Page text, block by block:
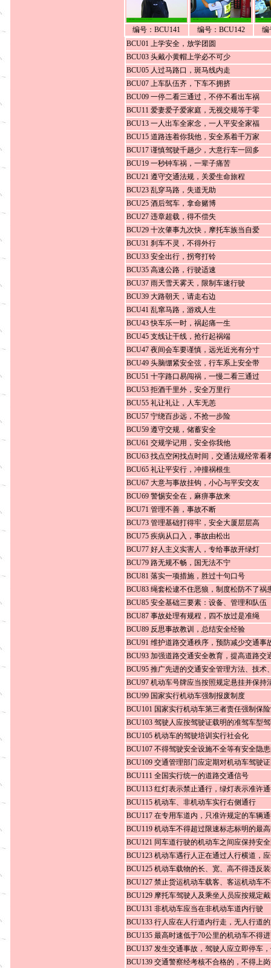
编号：BCU141 编号：BCU142
编
BCU01 上学安全，放学团圆
BCU03 头戴小黄帽上学必不可少
BCU05 人过马路口，斑马线内走
BCU07 上车队伍齐，下车不拥挤
BCU09 一停二看三通过，不停不看出车祸
BCU11 爱妻爱子爱家庭，无视交规等于零
BCU13 一人出车全家念，一人平安全家福
BCU15 道路连着你我他，安全系着千万家
BCU17 谨慎驾驶千趟少，大意行车一回多
BCU19 一秒钟车祸，一辈子痛苦
BCU21 遵守交通法规，关爱生命旅程
BCU23 乱穿马路，失道无助
BCU25 酒后驾车，拿命赌博
BCU27 违章超载，得不偿失
BCU29 十次肇事九次快，摩托车族当自爱
BCU31 刹车不灵，不得外行
BCU33 安全出行，拐弯打铃
BCU35 高速公路，行驶适速
BCU37 雨天雪天雾天，限制车速行驶
BCU39 大路朝天，请走右边
BCU41 乱窜马路，游戏人生
BCU43 快车乐一时，祸起痛一生
BCU45 支线让干线，抢行起祸端
BCU47 夜间会车要谨慎，远光近光有分寸
BCU49 头脑绷紧安全弦，行车系上安全带
BCU51 十字路口易闯祸，一慢二看三通过
BCU53 拒酒千里外，安全万里行
BCU55 礼让礼让，人车无恙
BCU57 宁绕百步远，不抢一步险
BCU59 遵守交规，储蓄安全
BCU61 交规学记用，安全你我他
BCU63 找点空闲找点时间，交通法规经常看
BCU65 礼让平安行，冲撞祸根生
BCU67 大意与事故挂钩，小心与平安交友
BCU69 警惕安全在，麻痹事故来
BCU71 管理不善，事故不断
BCU73 管理基础打得牢，安全大厦层层高
BCU75 疾病从口入，事故由松出
BCU77 好人主义实害人，专给事故开绿灯
BCU79 路无规不畅，国无法不宁
BCU81 落实一项措施，胜过十句口号
BCU83 绳套松逮不住恶狼，制度松防不了祸
BCU85 安全基础三要素：设备、管理和队伍
BCU87 事故处理有规程，四不放过是准绳
BCU89 反思事故教训，总结安全经验
BCU91 维护道路交通秩序，预防减少交通事
BCU93 加强道路交通安全教育，提高道路交
BCU95 推广先进的交通安全管理方法、技术
BCU97 机动车号牌应当按照规定悬挂并保持
BCU99 国家实行机动车强制报废制度
BCU101 国家实行机动车第三者责任强制保
BCU103 驾驶人应按驾驶证载明的准驾车型
BCU105 机动车的驾驶培训实行社会化
BCU107 不得驾驶安全设施不全等有安全隐
BCU109 交通管理部门应定期对机动车驾驶
BCU111 全国实行统一的道路交通信号
BCU113 红灯表示禁止通行，绿灯表示准许
BCU115 机动车、非机动车实行右侧通行
BCU117 在专用车道内，只准许规定的车辆
BCU119 机动车不得超过限速标志标明的最
BCU121 同车道行驶的机动车之间应保持安
BCU123 机动车遇行人正在通过人行横道，
BCU125 机动车载物的长、宽、高不得违反
BCU127 禁止货运机动车载客、客运机动车
BCU129 摩托车驾驶人及乘坐人员应按规定
BCU131 非机动车应当在非机动车道内行驶
BCU133 行人应在人行道内行走，无人行道
BCU135 最高时速低于70公里的机动车不得
BCU137 发生交通事故，驾驶人应立即停车
BCU139 交通警察经考核不合格的，不得上